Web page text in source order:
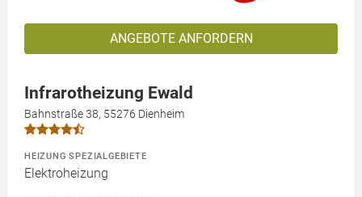
ANGEBOTE ANFORDERN
Infrarotheizung Ewald
Bahnstraße 38, 55276 Dienheim
HEIZUNG SPEZIALGEBIETE
Elektroheizung